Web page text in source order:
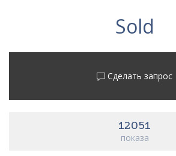
Sold
Сделать запрос
12051
показа